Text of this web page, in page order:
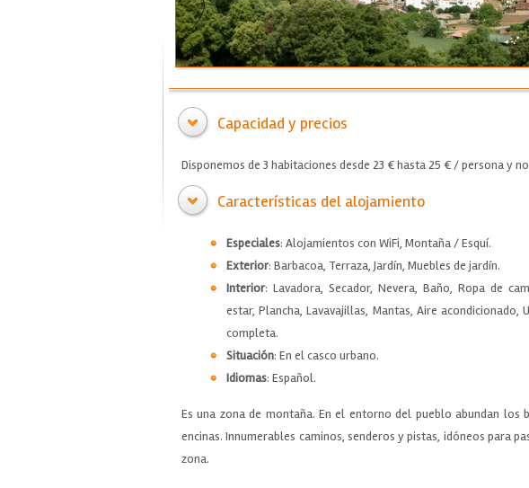
Capacidad y precios
Disponemos de 3 habitaciones desde 23 € hasta 25 € / persona y
Características del alojamiento
Especiales: Alojamientos con WiFi, Montaña / Esquí.
Exterior: Barbacoa, Terraza, Jardín, Muebles de jardín.
Interior: Lavadora, Secador, Nevera, Baño, Ropa de
estar, Plancha, Lavavajillas, Mantas, Aire acondicionado,
completa.
Situación: En el casco urbano.
Idiomas: Español.
Es una zona de montaña. En el entorno del pueblo abundan los
encinas. Innumerables caminos, senderos y pistas, idóneos para
zona.